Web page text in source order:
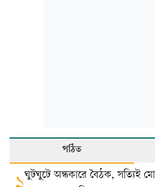
পঠিত
ঘুটঘুটে অন্ধকারে বৈঠক, সত্যিই